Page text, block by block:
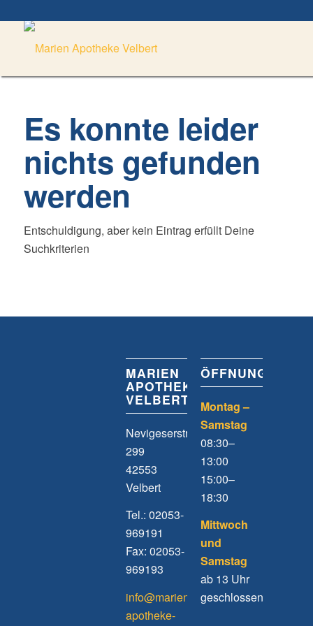
Es konnte leider
nichts gefunden
werden
Entschuldigung, aber kein Eintrag erfüllt Deine
Suchkriterien
MARIEN
APOTHEKE
VELBERT
Nevigeserstrasse
299
42553
Velbert
Tel.: 02053-
969191
Fax: 02053-
969193
info@marien-
apotheke-
Montag –
Samstag
08:30–
13:00
15:00–
18:30
Mittwoch
und
Samstag
ab 13 Uhr
geschlossen